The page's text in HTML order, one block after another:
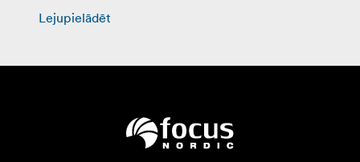
Lejupielādēt